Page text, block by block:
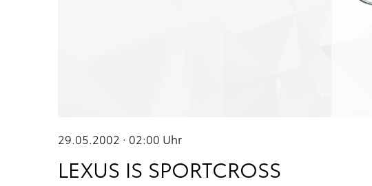
29.05.2002 · 02:00 Uhr
LEXUS IS SPORTCROSS